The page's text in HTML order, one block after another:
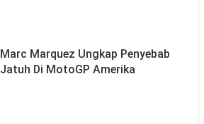
Marc Marquez Ungkap Penyebab
Jatuh Di MotoGP Amerika